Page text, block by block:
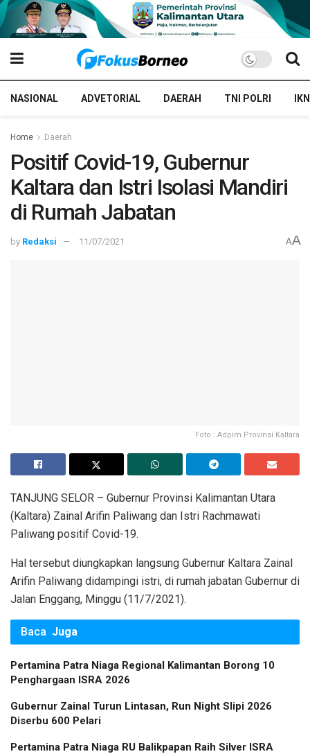
NASIONAL ADVETORIAL DAERAH TNI POLRI IKN
Home Daerah
Positif Covid-19, Gubernur
Kaltara dan Istri Isolasi Mandiri
di Rumah Jabatan
by Redaksi 11/07/2021 AA
Foto : Adpim Provinsi Kaltara
TANJUNG SELOR – Gubernur Provinsi Kalimantan Utara
(Kaltara) Zainal Arifin Paliwang dan Istri Rachmawati
Paliwang positif Covid-19.
Hal tersebut diungkapkan langsung Gubernur Kaltara Zainal
Arifin Paliwang didampingi istri, di rumah jabatan Gubernur di
Jalan Enggang, Minggu (11/7/2021).
Baca Juga
Pertamina Patra Niaga Regional Kalimantan Borong 10
Penghargaan ISRA 2026
Gubernur Zainal Turun Lintasan, Run Night Slipi 2026
Diserbu 600 Pelari
Pertamina Patra Niaga RU Balikpapan Raih Silver ISRA